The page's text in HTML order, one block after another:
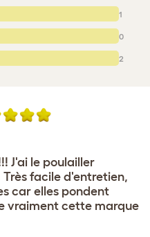
1
0
2
J'ai le poulailler
facile d'entretien,
car elles pondent
vraiment cette marque